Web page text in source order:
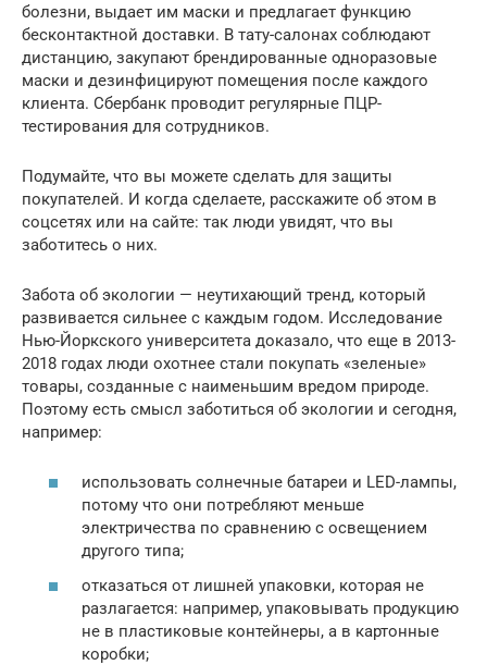
болезни, выдает им маски и предлагает функцию
бесконтактной доставки. В тату-салонах соблюдают
дистанцию, закупают брендированные одноразовые
маски и дезинфицируют помещения после каждого
клиента. Сбербанк проводит регулярные ПЦР-
тестирования для сотрудников.
Подумайте, что вы можете сделать для защиты
покупателей. И когда сделаете, расскажите об этом в
соцсетях или на сайте: так люди увидят, что вы
заботитесь о них.
Забота об экологии — неутихающий тренд, который
развивается сильнее с каждым годом. Исследование
Нью-Йоркского университета доказало, что еще в 2013-
2018 годах люди охотнее стали покупать «зеленые»
товары, созданные с наименьшим вредом природе.
Поэтому есть смысл заботиться об экологии и сегодня,
например:
использовать солнечные батареи и LED-лампы,
потому что они потребляют меньше
электричества по сравнению с освещением
другого типа;
отказаться от лишней упаковки, которая не
разлагается: например, упаковывать продукцию
не в пластиковые контейнеры, а в картонные
коробки;